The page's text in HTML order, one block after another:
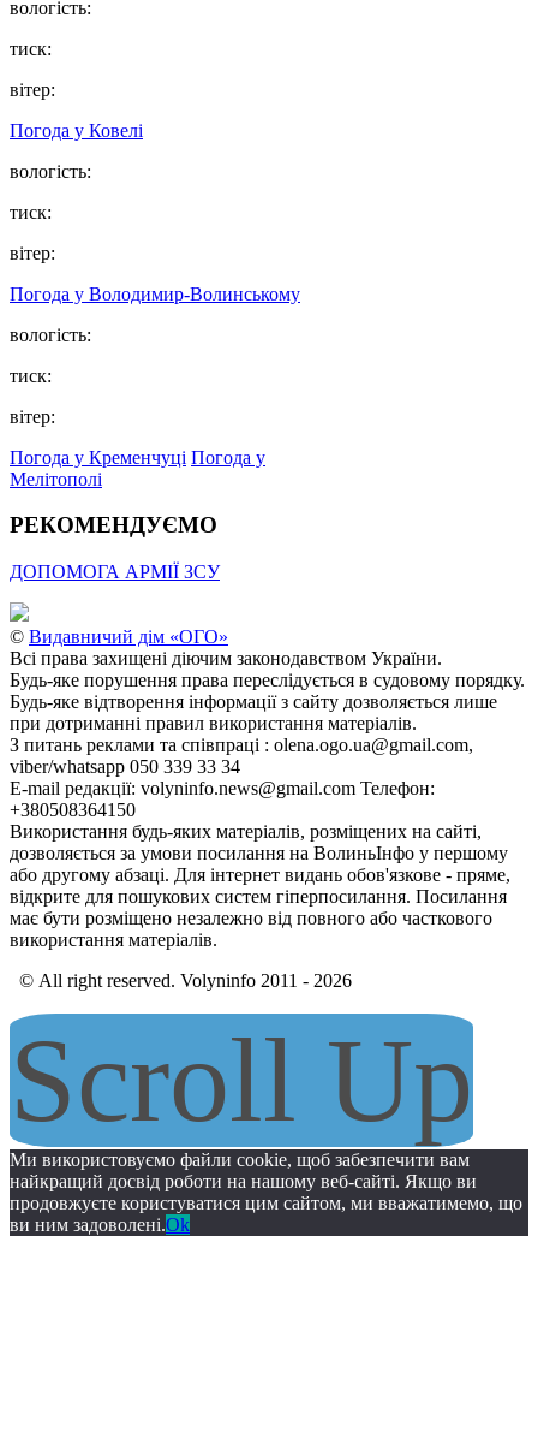
вологість:
тиск:
вітер:
Погода у Ковелі
вологість:
тиск:
вітер:
Погода у Володимир-Волинському
вологість:
тиск:
вітер:
Погода у Кременчуці Погода у
Мелітополі
РЕКОМЕНДУЄМО
ДОПОМОГА АРМІЇ ЗСУ
© Видавничий дім «ОГО»
Всі права захищені діючим законодавством України.
Будь-яке порушення права переслідується в судовому порядку.
Будь-яке відтворення інформації з сайту дозволяється лише
при дотриманні правил використання матеріалів.
З питань реклами та співпраці : olena.ogo.ua@gmail.com,
viber/whatsapp 050 339 33 34
E-mail редакції: volyninfo.news@gmail.com Телефон:
+380508364150
Використання будь-яких матеріалів, розміщених на сайті,
дозволяється за умови посилання на ВолиньІнфо у першому
або другому абзаці. Для інтернет видань обов'язкове - пряме,
відкрите для пошукових систем гіперпосилання. Посилання
має бути розміщено незалежно від повного або часткового
використання матеріалів.
© All right reserved. Volyninfo 2011 - 2026
Scroll Up
Ми використовуємо файли cookie, щоб забезпечити вам
найкращий досвід роботи на нашому веб-сайті. Якщо ви
продовжуєте користуватися цим сайтом, ми вважатимемо, що
ви ним задоволені.Ok